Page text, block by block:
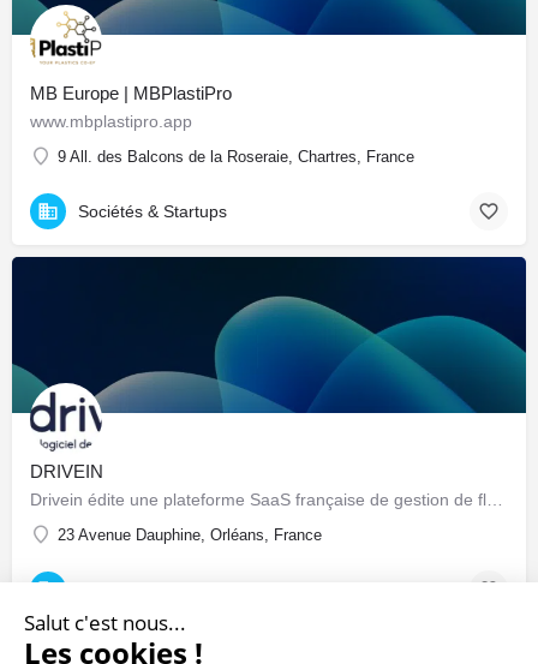
MB Europe | MBPlastiPro
www.mbplastipro.app
9 All. des Balcons de la Roseraie, Chartres, France
Sociétés & Startups
DRIVEIN
23 Avenue Dauphine, Orléans, France
Salut c'est nous...
Les cookies !